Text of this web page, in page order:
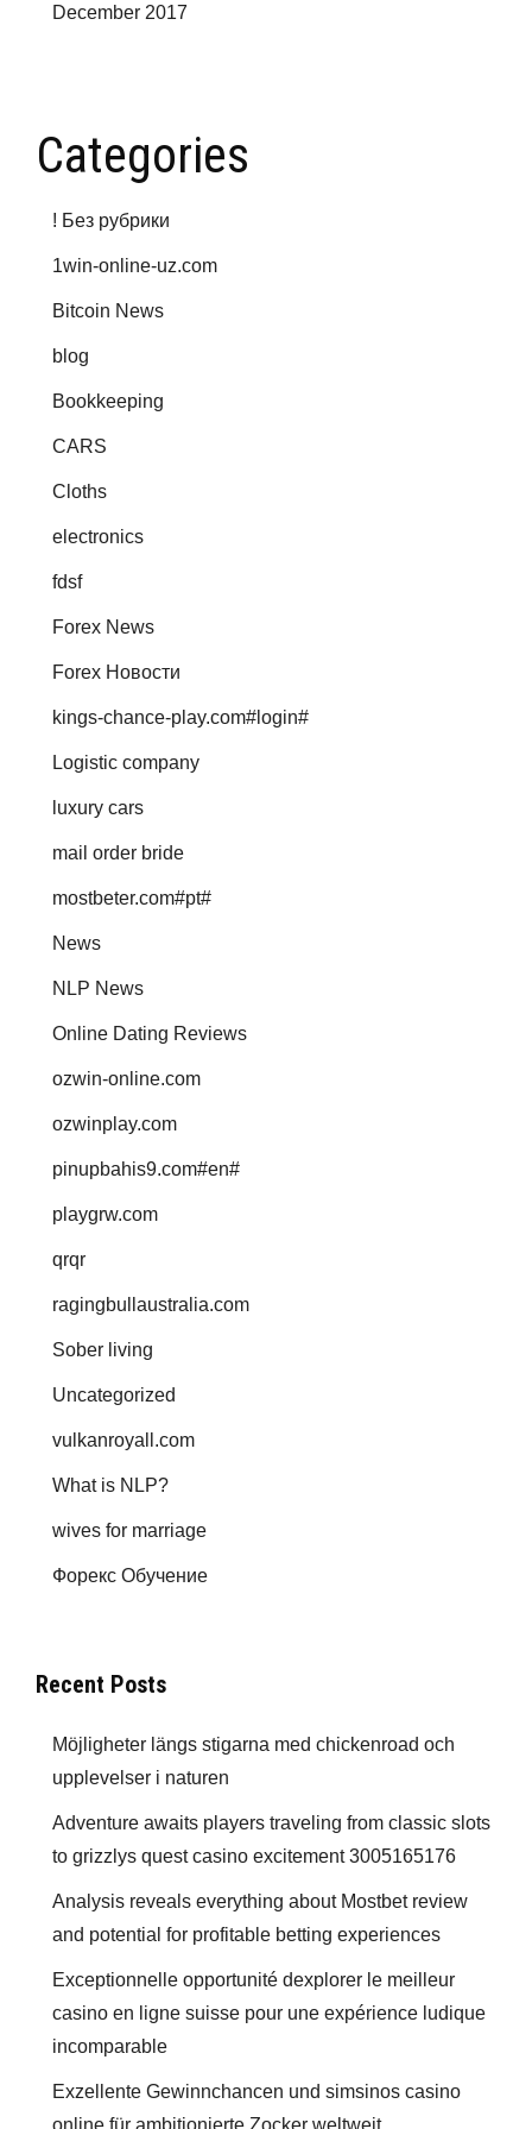
December 2017
Categories
! Без рубрики
1win-online-uz.com
Bitcoin News
blog
Bookkeeping
CARS
Cloths
electronics
fdsf
Forex News
Forex Новости
kings-chance-play.com#login#
Logistic company
luxury cars
mail order bride
mostbeter.com#pt#
News
NLP News
Online Dating Reviews
ozwin-online.com
ozwinplay.com
pinupbahis9.com#en#
playgrw.com
qrqr
ragingbullaustralia.com
Sober living
Uncategorized
vulkanroyall.com
What is NLP?
wives for marriage
Форекс Обучение
Recent Posts
Möjligheter längs stigarna med chickenroad och
upplevelser i naturen
Adventure awaits players traveling from classic slots
to grizzlys quest casino excitement 3005165176
Analysis reveals everything about Mostbet review
and potential for profitable betting experiences
Exceptionnelle opportunité dexplorer le meilleur
casino en ligne suisse pour une expérience ludique
incomparable
Exzellente Gewinnchancen und simsinos casino
online für ambitionierte Zocker weltweit